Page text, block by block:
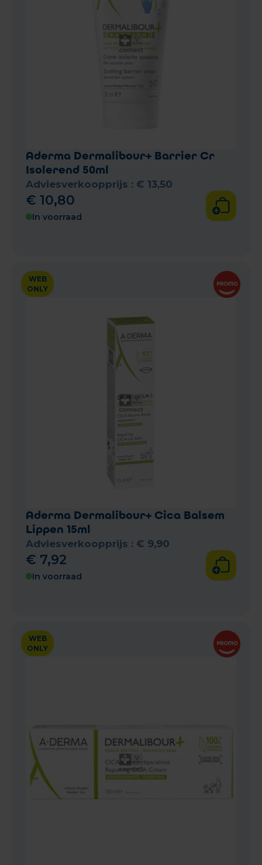
Aderma Dermalibour+ Barrier Cr
Isolerend 50ml
Adviesverkoopprijs : € 13,50
€ 10,80
In voorraad
WEB
ONLY
Aderma Dermalibour+ Cica Balsem
Lippen 15ml
Adviesverkoopprijs : € 9,90
€ 7,92
In voorraad
WEB
ONLY